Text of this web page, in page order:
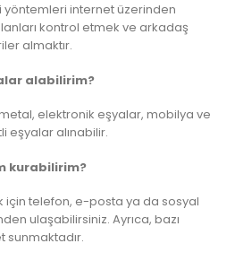
yöntemleri internet üzerinden
kontrol etmek ve arkadaş
almaktır.
alabilirim?
elektronik eşyalar, mobilya ve
eşyalar alınabilir.
kurabilirim?
için telefon, e-posta ya da sosyal
ulaşabilirsiniz. Ayrıca, bazı
sunmaktadır.